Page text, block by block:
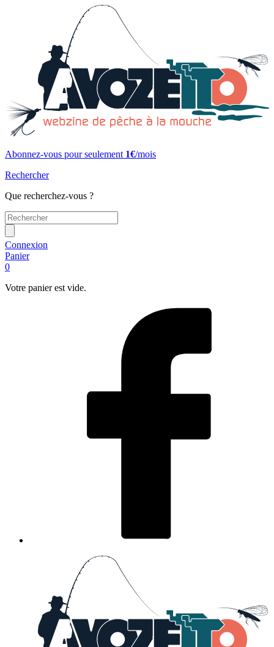
Abonnez-vous pour seulement 1€/mois
Rechercher
Que recherchez-vous ?
Connexion
Panier
0
Votre panier est vide.